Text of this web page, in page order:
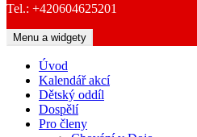
Tel.: +420604625201
Menu a widgety
Úvod
Kalendář akcí
Dětský oddíl
Dospělí
Pro členy